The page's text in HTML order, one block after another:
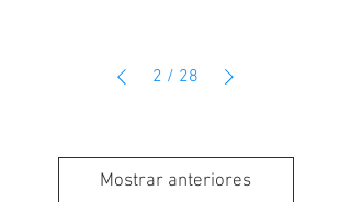
2 / 28
Mostrar anteriores